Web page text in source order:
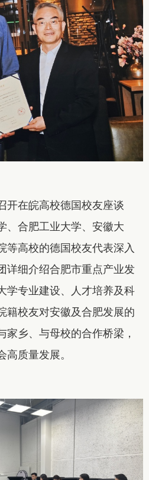
开在皖高校德国校友座谈
、合肥工业大学、安徽大
等高校的德国校友代表深入
详细介绍合肥市重点产业发
学专业建设、人才培养及科
籍校友对安徽及合肥发展的
家乡、与母校的合作桥梁，
高质量发展。